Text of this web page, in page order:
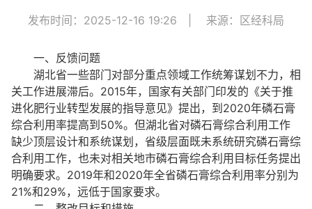
发布时间：2025-12-16 19:26 来源：区经科局
一、反馈问题
湖北省一些部门对部分重点领域工作统筹谋划不力，相
关工作进展滞后。2015年，国家有关部门印发的《关于推
进化肥行业转型发展的指导意见》提出，到2020年磷石膏
综合利用率提高到50%。但湖北省对磷石膏综合利用工作
缺少顶层设计和系统谋划，省级层面既未系统研究磷石膏综
合利用工作，也未对相关地市磷石膏综合利用目标任务提出
明确要求。2019年和2020年全省磷石膏综合利用率分别为
21%和29%，远低于国家要求。